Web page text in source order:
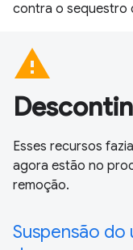
contra o sequestro
warning
Esses recursos
agora estão no
remoção.
Suspensão